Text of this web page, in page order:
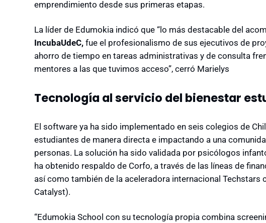
emprendimiento desde sus primeras etapas.
La líder de Edumokia indicó que “lo más destacable del
IncubaUdeC, fue el profesionalismo de sus ejecutivos de
ahorro de tiempo en tareas administrativas y de consulta
mentores a las que tuvimos acceso”, cerró Marielys
Tecnología al servicio del bienestar
El software ya ha sido implementado en seis colegios de
estudiantes de manera directa e impactando a una
personas. La solución ha sido validada por psicólogos
ha obtenido respaldo de Corfo, a través de las líneas de
así como también de la aceleradora internacional Techstars
Catalyst).
“Edumokia School con su tecnología propia combina